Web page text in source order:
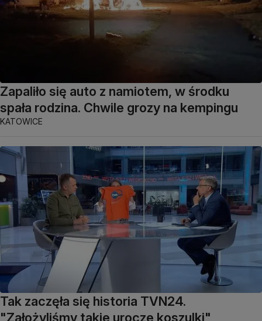
Zapaliło się auto z namiotem, w środku
spała rodzina. Chwile grozy na kempingu
KATOWICE
Tak zaczęła się historia TVN24.
"Założyliśmy takie urocze koszulki"